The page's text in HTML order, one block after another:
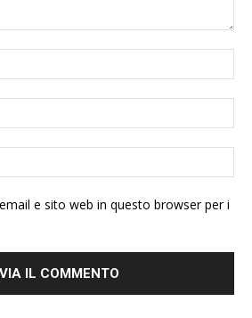
e sito web in questo browser per i